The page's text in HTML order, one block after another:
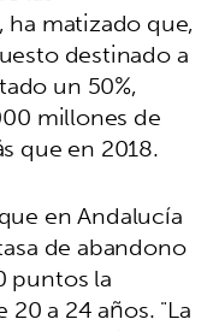
ha matizado que,
destinado a
un 50%,
millones de
que en 2018.
en Andalucía
de abandono
puntos la
a 24 años. "La